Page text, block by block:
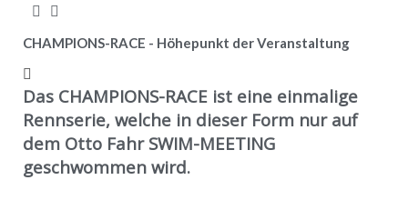
CHAMPIONS-RACE - Höhepunkt der Veranstaltung
Das CHAMPIONS-RACE ist eine einmalige
Rennserie, welche in dieser Form nur auf
dem Otto Fahr SWIM-MEETING
geschwommen wird.